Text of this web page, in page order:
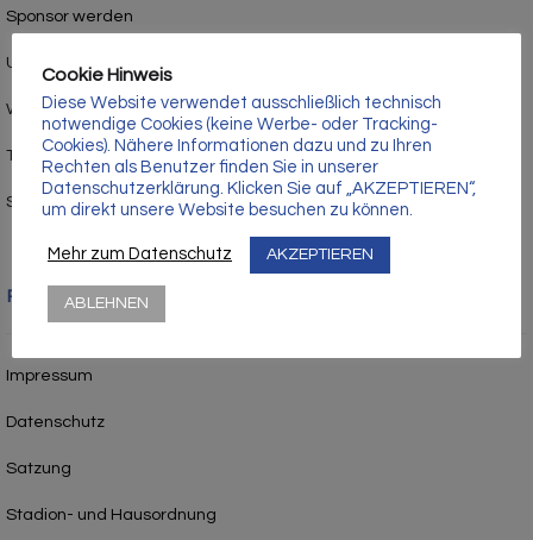
Sponsor werden
Unsere Geburtstagskinder
Werner-Seelenbinder-Stadion
Trainersuche
Schiedsrichter werden
Rechtliches
Impressum
Datenschutz
Satzung
Stadion- und Hausordnung
Cookie Hinweis
Diese Website verwendet ausschließlich technisch
notwendige Cookies (keine Werbe- oder Tracking-
Cookies). Nähere Informationen dazu und zu Ihren
Rechten als Benutzer finden Sie in unserer
Datenschutzerklärung. Klicken Sie auf „AKZEPTIEREN“,
um direkt unsere Website besuchen zu können.
Mehr zum Datenschutz AKZEPTIEREN
ABLEHNEN